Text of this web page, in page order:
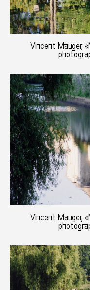
Vincent Mauger,
Vincent Mauger,